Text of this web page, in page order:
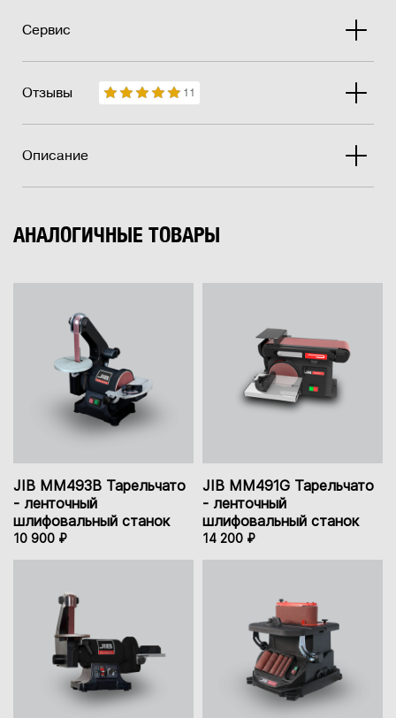
Сервис
Отзывы 11
Описание
АНАЛОГИЧНЫЕ ТОВАРЫ
JIB MM493B Тарельчато
- ленточный
шлифовальный станок
10 900 ₽
JIB MM491G Тарельчато
- ленточный
шлифовальный станок
14 200 ₽